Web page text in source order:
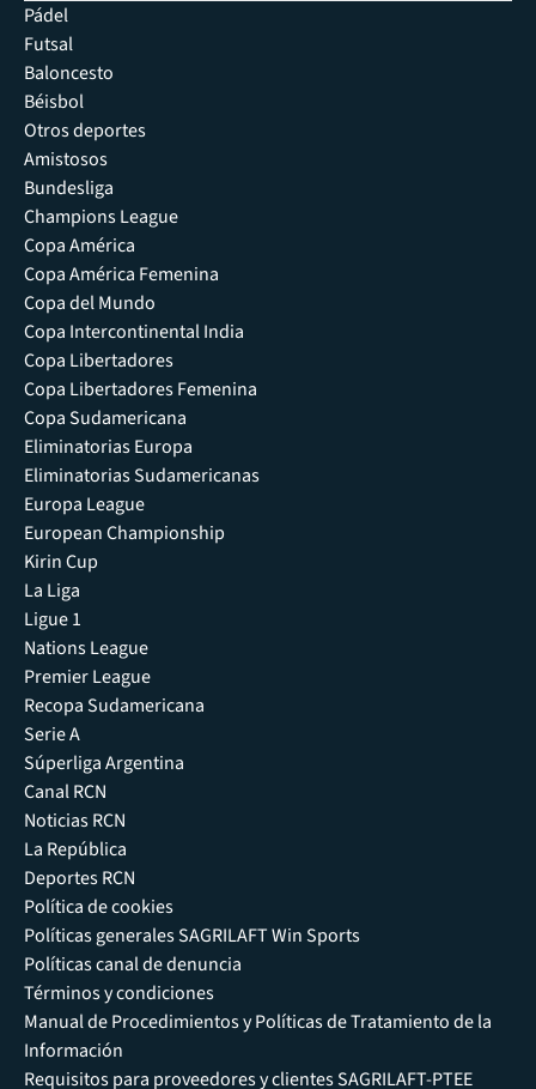
Pádel
Futsal
Baloncesto
Béisbol
Otros deportes
Amistosos
Bundesliga
Champions League
Copa América
Copa América Femenina
Copa del Mundo
Copa Intercontinental India
Copa Libertadores
Copa Libertadores Femenina
Copa Sudamericana
Eliminatorias Europa
Eliminatorias Sudamericanas
Europa League
European Championship
Kirin Cup
La Liga
Ligue 1
Nations League
Premier League
Recopa Sudamericana
Serie A
Súperliga Argentina
Canal RCN
Noticias RCN
La República
Deportes RCN
Política de cookies
Políticas generales SAGRILAFT Win Sports
Políticas canal de denuncia
Términos y condiciones
Manual de Procedimientos y Políticas de Tratamiento de la
Información
Requisitos para proveedores y clientes SAGRILAFT-PTEE